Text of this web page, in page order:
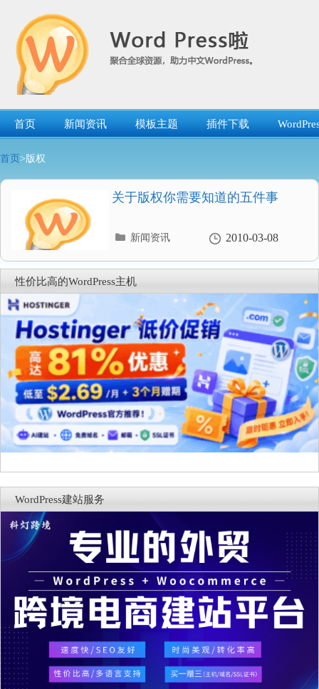
首页 新闻资讯 模板主题 插件下载
首页 >版权
关于版权你需要知道的五件事
2010-03-08
分
录
新闻资讯
性价比高的WordPress主机
WordPress建站服务